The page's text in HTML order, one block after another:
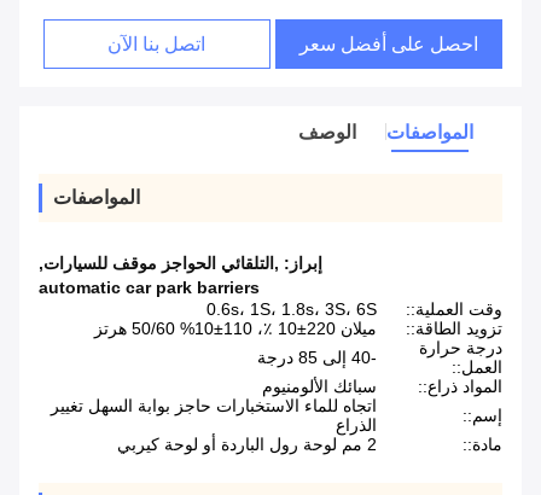
احصل على أفضل سعر اتصل بنا الآن
المواصفات الوصف
المواصفات
إبراز: ,التلقائي الحواجز موقف للسيارات,
automatic car park barriers
وقت العملية::
0.6s، 1S، 1.8s، 3S، 6S
تزويد الطاقة::
ميلان 220±10 ٪، 110±10% 50/60 هرتز
درجة حرارة
العمل::
-40 إلى 85 درجة
المواد ذراع::
سبائك الألومنيوم
إسم::
اتجاه للماء الاستخبارات حاجز بوابة السهل تغيير
الذراع
مادة::
2 مم لوحة رول الباردة أو لوحة كيربي